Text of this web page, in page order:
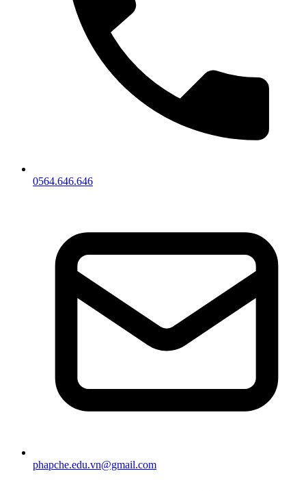
0564.646.646
phapche.edu.vn@gmail.com